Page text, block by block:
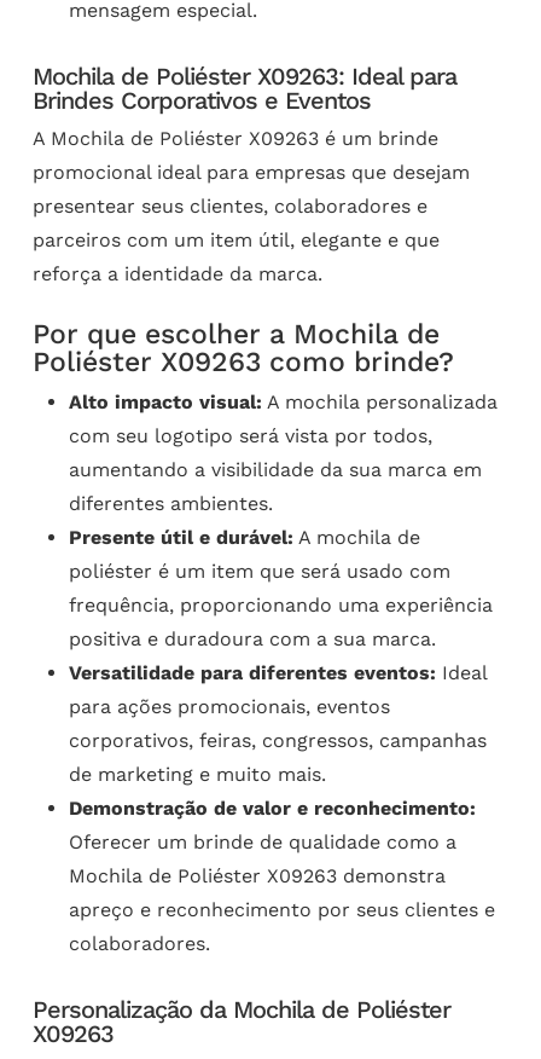
mensagem especial.
Mochila de Poliéster X09263: Ideal para
Brindes Corporativos e Eventos
A Mochila de Poliéster X09263 é um brinde
promocional ideal para empresas que desejam
presentear seus clientes, colaboradores e
parceiros com um item útil, elegante e que
reforça a identidade da marca.
Por que escolher a Mochila de
Poliéster X09263 como brinde?
Alto impacto visual: A mochila personalizada
com seu logotipo será vista por todos,
aumentando a visibilidade da sua marca em
diferentes ambientes.
Presente útil e durável: A mochila de
poliéster é um item que será usado com
frequência, proporcionando uma experiência
positiva e duradoura com a sua marca.
Versatilidade para diferentes eventos: Ideal
para ações promocionais, eventos
corporativos, feiras, congressos, campanhas
de marketing e muito mais.
Demonstração de valor e reconhecimento:
Oferecer um brinde de qualidade como a
Mochila de Poliéster X09263 demonstra
apreço e reconhecimento por seus clientes e
colaboradores.
Personalização da Mochila de Poliéster
X09263